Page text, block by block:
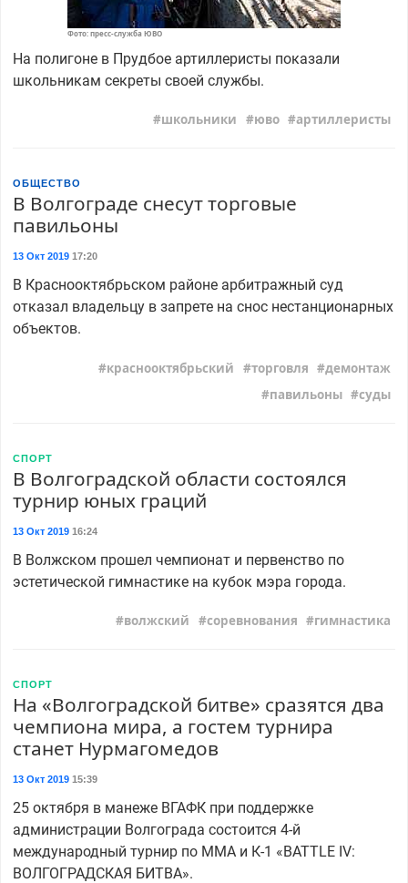
Фото: пресс-служба ЮВО
На полигоне в Прудбое артиллеристы показали
школьникам секреты своей службы.
школьники юво артиллеристы
ОБЩЕСТВО
В Волгограде снесут торговые
павильоны
13 Окт 201917:20
В Краснооктябрьском районе арбитражный суд
отказал владельцу в запрете на снос нестанционарных
объектов.
краснооктябрьский торговля
демонтаж
павильоны
суды
СПОРТ
В Волгоградской области состоялся
турнир юных граций
13 Окт 201916:24
В Волжском прошел чемпионат и первенство по
эстетической гимнастике на кубок мэра города.
волжский соревнования гимнастика
СПОРТ
На «Волгоградской битве» сразятся два
чемпиона мира, а гостем турнира
станет Нурмагомедов
13 Окт 201915:39
25 октября в манеже ВГАФК при поддержке
администрации Волгограда состоится 4-й
международный турнир по ММА и К-1 «BATTLE IV:
ВОЛГОГРАДСКАЯ БИТВА».